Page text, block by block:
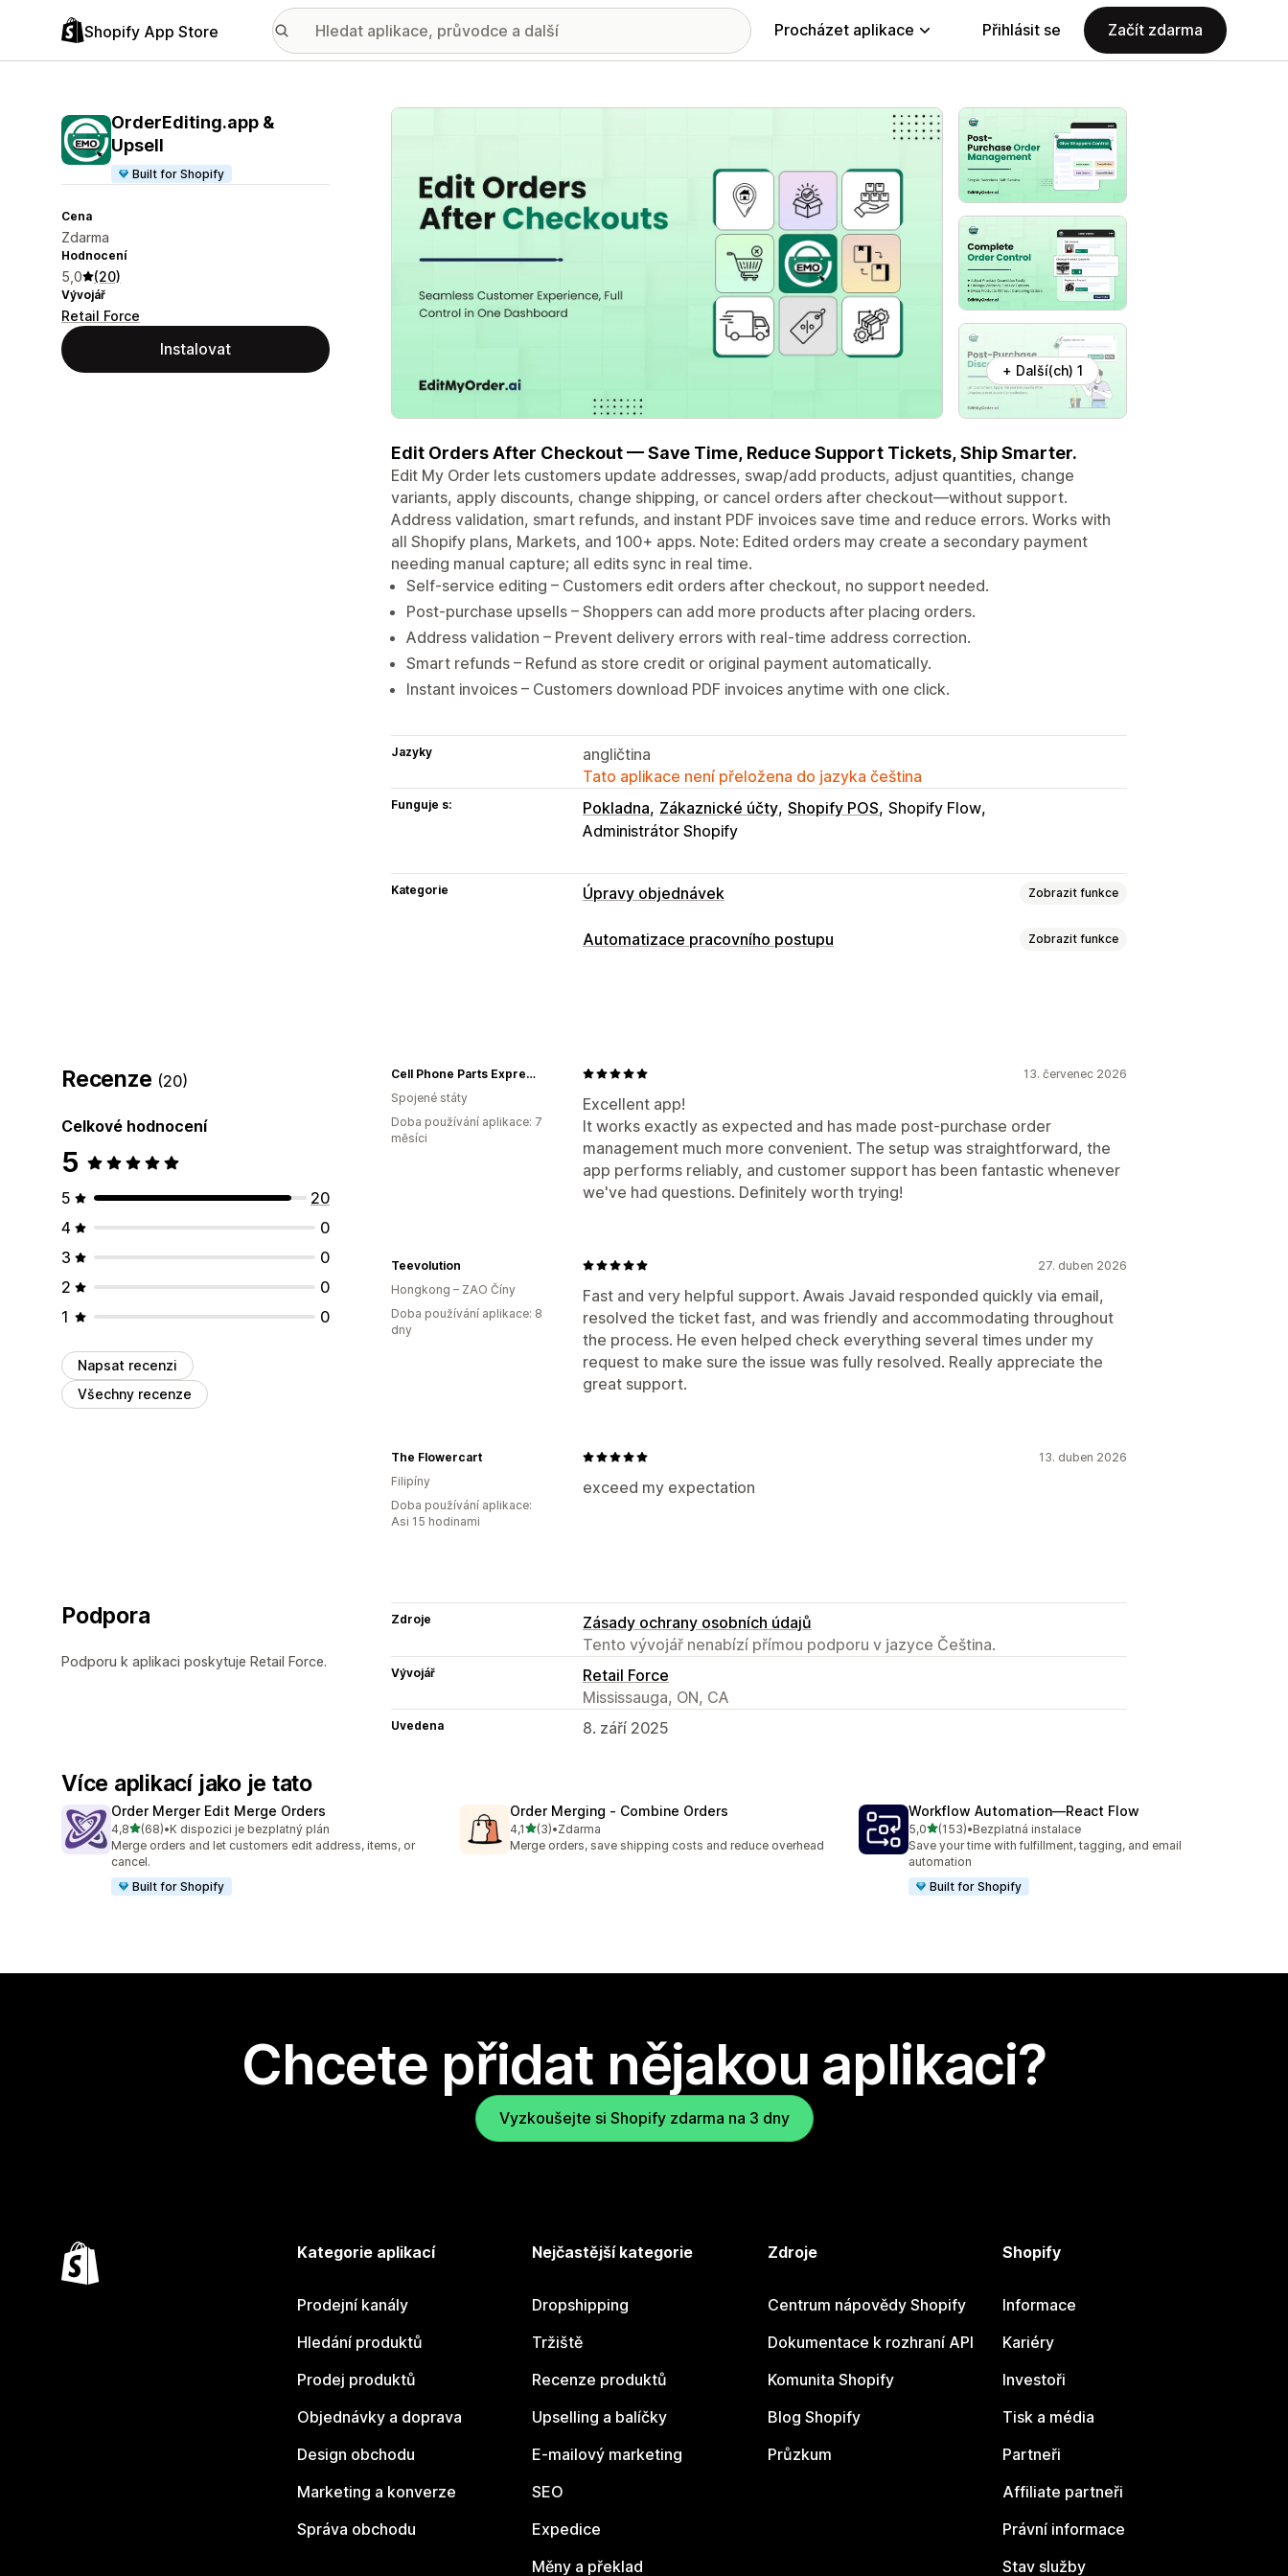
Shopify App Store Procházet aplikace Přihlásit se Začít zdarma
OrderEditing.app &
Upsell
Built for Shopify
Cena
Zdarma
Hodnocení
5,0 (20)
Vývojář
Retail Force
Instalovat
Galerie propagovaných obrázků
+ Další(ch) 1
Edit Orders After Checkout — Save Time, Reduce Support Tickets, Ship Smarter.
Edit My Order lets customers update addresses, swap/add products, adjust quantities, change
variants, apply discounts, change shipping, or cancel orders after checkout—without support.
Address validation, smart refunds, and instant PDF invoices save time and reduce errors. Works with
all Shopify plans, Markets, and 100+ apps. Note: Edited orders may create a secondary payment
needing manual capture; all edits sync in real time.
Self-service editing – Customers edit orders after checkout, no support needed.
Post-purchase upsells – Shoppers can add more products after placing orders.
Address validation – Prevent delivery errors with real-time address correction.
Smart refunds – Refund as store credit or original payment automatically.
Instant invoices – Customers download PDF invoices anytime with one click.
Jazyky
angličtina
Tato aplikace není přeložena do jazyka čeština
Funguje s: Pokladna Zákaznické účty Shopify POS Shopify Flow
Administrátor Shopify
Kategorie Úpravy objednávek Zobrazit funkce
Aktualizace objednávek
Automatizace pracovního postupu Zobrazit funkce
Podmíněná logika
Recenze (20)
Celkové hodnocení
5
5
20
4
0
3
0
2
0
1
0
Napsat recenzi
Všechny recenze
13. červenec 2026
Excellent app!
It works exactly as expected and has made post-purchase order
management much more convenient. The setup was straightforward, the
app performs reliably, and customer support has been fantastic whenever
we've had questions. Definitely worth trying!
Cell Phone Parts Express
Spojené státy
Doba používání aplikace: 7
měsíci
27. duben 2026
Fast and very helpful support. Awais Javaid responded quickly via email,
resolved the ticket fast, and was friendly and accommodating throughout
the process. He even helped check everything several times under my
request to make sure the issue was fully resolved. Really appreciate the
great support.
Teevolution
Hongkong – ZAO Číny
Doba používání aplikace: 8
dny
13. duben 2026
exceed my expectation
The Flowercart
Filipíny
Doba používání aplikace:
Asi 15 hodinami
Podpora
Podporu k aplikaci poskytuje Retail Force.
Zdroje
Zásady ochrany osobních údajů
Tento vývojář nenabízí přímou podporu v jazyce Čeština.
Vývojář
Retail Force
Mississauga, ON, CA
Uvedena 8. září 2025
Více aplikací jako je tato
Order Merger Edit Merge Orders
4,8z 5 hvězd
(68)
Celkový počet recenzí: 68
•K dispozici je bezplatný plán
Merge orders and let customers edit address, items, or
cancel.
Built for Shopify
Order Merging ‑ Combine Orders
4,1z 5 hvězd
(3)
Celkový počet recenzí: 3
•Zdarma
Merge orders, save shipping costs and reduce overhead
Workflow Automation—React Flow
5,0z 5 hvězd
(153)
Celkový počet recenzí: 153
•Bezplatná instalace
Save your time with fulfillment, tagging, and email
automation
Built for Shopify
Chcete přidat nějakou aplikaci?
Vyzkoušejte si Shopify zdarma na 3 dny
Kategorie aplikací
Prodejní kanály
Hledání produktů
Prodej produktů
Objednávky a doprava
Design obchodu
Marketing a konverze
Správa obchodu
Nejčastější kategorie
Dropshipping
Tržiště
Recenze produktů
Upselling a balíčky
E-mailový marketing
SEO
Expedice
Měny a překlad
Zdroje
Centrum nápovědy Shopify
Dokumentace k rozhraní API
Komunita Shopify
Blog Shopify
Průzkum
Shopify
Informace
Kariéry
Investoři
Tisk a média
Partneři
Affiliate partneři
Právní informace
Stav služby